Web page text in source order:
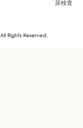
尿検査